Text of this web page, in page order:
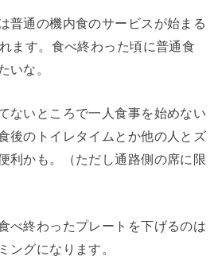
普通の機内食のサービスが始まる
ます。食べ終わった頃に普通食
いな。
ないところで一人食事を始めない
後のトイレタイムとか他の人とズ
利かも。（ただし通路側の席に限
べ終わったプレートを下げるのは
ングになります。